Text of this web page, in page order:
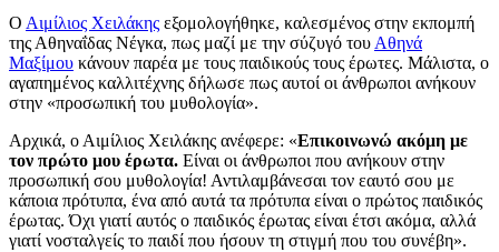
Ο Αιμίλιος Χειλάκης εξομολογήθηκε, καλεσμένος στην εκπομπή
της Αθηναΐδας Νέγκα, πως μαζί με την σύζυγό του Αθηνά
Μαξίμου κάνουν παρέα με τους παιδικούς τους έρωτες. Μάλιστα, ο
αγαπημένος καλλιτέχνης δήλωσε πως αυτοί οι άνθρωποι ανήκουν
στην «προσωπική του μυθολογία».
Αρχικά, ο Αιμίλιος Χειλάκης ανέφερε: «Επικοινωνώ ακόμη με
τον πρώτο μου έρωτα. Είναι οι άνθρωποι που ανήκουν στην
προσωπική σου μυθολογία! Αντιλαμβάνεσαι τον εαυτό σου με
κάποια πρότυπα, ένα από αυτά τα πρότυπα είναι ο πρώτος παιδικός
έρωτας. Όχι γιατί αυτός ο παιδικός έρωτας είναι έτσι ακόμα, αλλά
γιατί νοσταλγείς το παιδί που ήσουν τη στιγμή που του συνέβη».